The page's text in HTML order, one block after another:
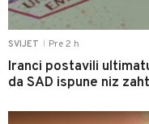
SVIJET Pre 2 h
Iranci postavili
da SAD ispune niz